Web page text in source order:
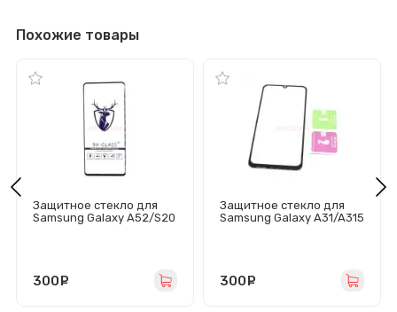
Похожие товары
Защитное стекло для
Samsung Galaxy A52/S20
300
Защитное стекло для
Samsung Galaxy A31/A315
300